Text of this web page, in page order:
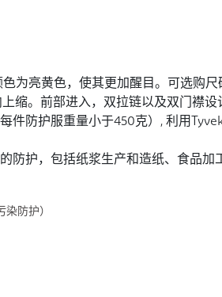
为亮黄色，使其更加醒目。可选购
缩。前部进入，双拉链以及双门襟设
件防护服重量小于450克）, 利用
防护，包括纸浆生产和造纸、食品加
防护）